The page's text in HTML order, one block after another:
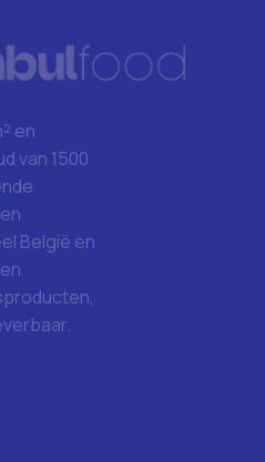
en
van 1500
België en